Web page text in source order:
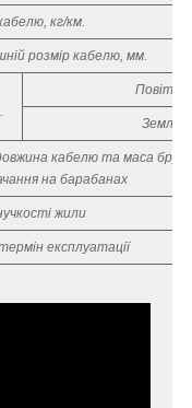
кг/км.
розмір кабелю, мм.
Повітря
Земля
кабелю та маса
на барабанах
жили
експлуатації